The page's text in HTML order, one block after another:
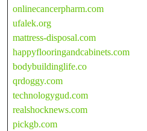
onlinecancerpharm.com
ufalek.org
mattress-disposal.com
happyflooringandcabinets.com
bodybuildinglife.co
qrdoggy.com
technologygud.com
realshocknews.com
pickgb.com